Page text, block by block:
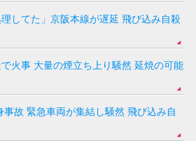
してた」京阪本線が遅延 飛び込み自殺
火事 大量の煙立ち上り騒然 延焼の可能
故 緊急車両が集結し騒然 飛び込み自